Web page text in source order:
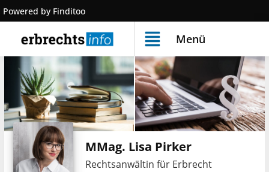
Powered by Finditoo
Menü
MMag. Lisa Pirker
Rechtsanwältin für Erbrecht